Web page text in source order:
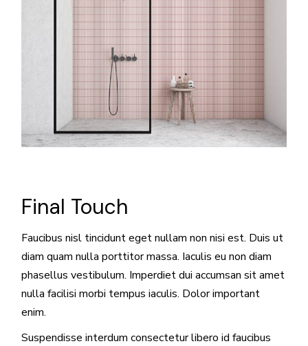
Final Touch
Faucibus nisl tincidunt eget nullam non nisi est. Duis ut
diam quam nulla porttitor massa. Iaculis eu non diam
phasellus vestibulum. Imperdiet dui accumsan sit amet
nulla facilisi morbi tempus iaculis. Dolor important
enim.
Suspendisse interdum consectetur libero id faucibus